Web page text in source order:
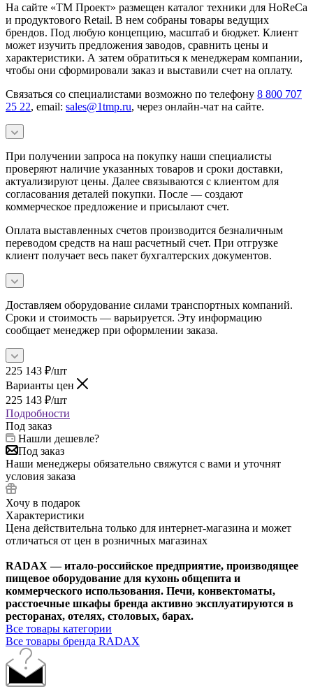
На сайте «ТМ Проект» размещен каталог техники для HoReCa
и продуктового Retail. В нем собраны товары ведущих
брендов. Под любую концепцию, масштаб и бюджет. Клиент
может изучить предложения заводов, сравнить цены и
характеристики. А затем обратиться к менеджерам компании,
чтобы они сформировали заказ и выставили счет на оплату.
Связаться со специалистами возможно по телефону 8 800 707
25 22, email: sales@1tmp.ru, через онлайн-чат на сайте.
При получении запроса на покупку наши специалисты
проверяют наличие указанных товаров и сроки доставки,
актуализируют цены. Далее связываются с клиентом для
согласования деталей покупки. После — создают
коммерческое предложение и присылают счет.
Оплата выставленных счетов производится безналичным
переводом средств на наш расчетный счет. При отгрузке
клиент получает весь пакет бухгалтерских документов.
Доставляем оборудование силами транспортных компаний.
Сроки и стоимость — варьируется. Эту информацию
сообщает менеджер при оформлении заказа.
225 143 ₽/шт
Варианты цен
225 143 ₽/шт
Подробности
Под заказ
Нашли дешевле?
Под заказ
Наши менеджеры обязательно свяжутся с вами и уточнят
условия заказа
Хочу в подарок
Характеристики
Цена действительна только для интернет-магазина и может
отличаться от цен в розничных магазинах
RADAX — итало-российское предприятие, производящее
пищевое оборудование для кухонь общепита и
коммерческого использования. Печи, конвектоматы,
расстоечные шкафы бренда активно эксплуатируются в
ресторанах, отелях, столовых, барах.
Все товары категории
Все товары бренда RADAX